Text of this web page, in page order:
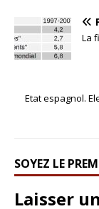
La
Etat espagnol.
SOYEZ LE
Laisser